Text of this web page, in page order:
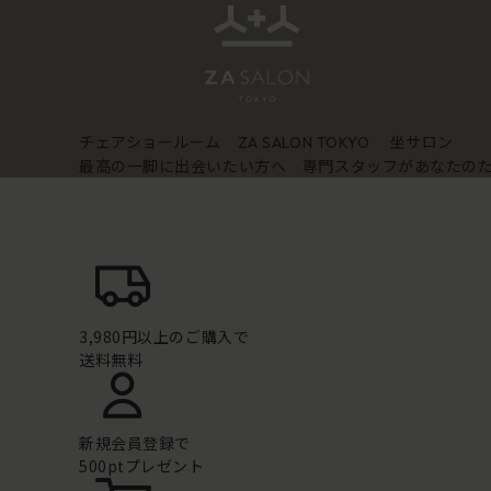
チェアショールーム ZA SALON TOKYO
坐サロン
最高の一脚に出会いたい方へ 専門スタッフがあなたの
3,980円以上のご購入で
送料無料
新規会員登録で
500ptプレゼント